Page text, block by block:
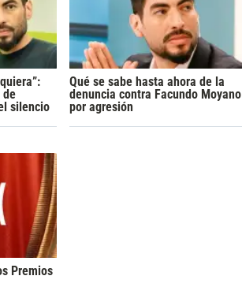
de
silencio
Qué se sabe hasta ahora de la
denuncia contra Facundo Moyano
por agresión
Premios